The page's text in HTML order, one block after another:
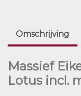
Omschrijving
Massief
Lotus incl.